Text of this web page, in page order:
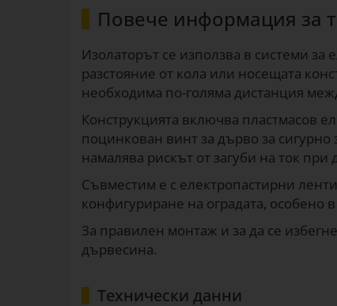
Повече информация за
Изолаторът се използва в системи
разстояние от кола или носещата
необходима по-голяма дистанция
Конструкцията включва пластмасов
поцинкован винт за дърво за
намалява рискът от загуби на ток
Съвместим е с електропастирни
конфигуриране на оградата, особено
За правилен монтаж и за да се
дървесина.
Технически данни